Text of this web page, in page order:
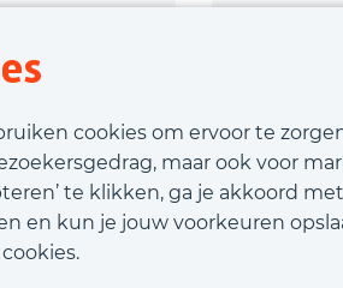
cookies om ervoor te
maar ook voor
te klikken, ga je akkoord
en kun je jouw voorkeuren
vacatures